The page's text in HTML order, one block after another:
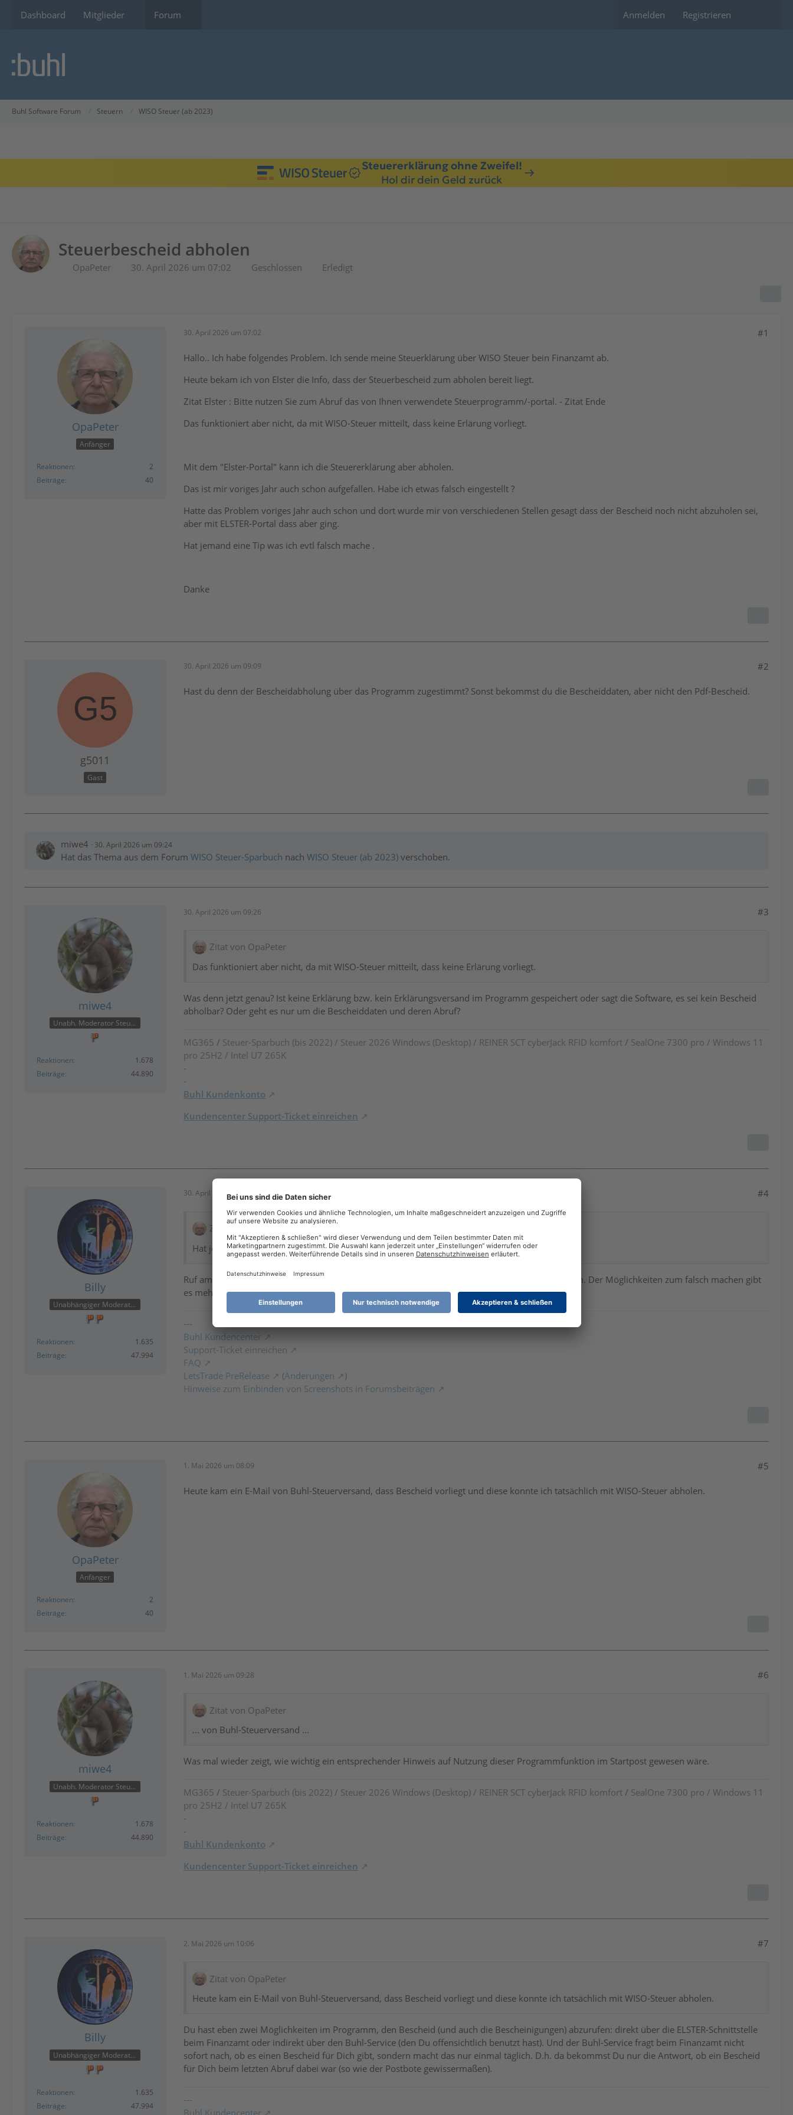
Dashboard Mitglieder Forum Anmelden Registrieren
Buhl Software Forum Steuern WISO Steuer (ab 2023)
Steuererklärung ohne Zweifel!
Hol dir dein Geld zurück
Steuerbescheid abholen
OpaPeter 30. April 2026 um 07:02 Geschlossen Erledigt
OpaPeter
Anfänger
Reaktionen
2
Beiträge
40
30. April 2026 um 07:02 #1
Hallo.. Ich habe folgendes Problem. Ich sende meine Steuerklärung über WISO Steuer bein Finanzamt ab.
Heute bekam ich von Elster die Info, dass der Steuerbescheid zum abholen bereit liegt.
Zitat Elster : Bitte nutzen Sie zum Abruf das von Ihnen verwendete Steuerprogramm/-portal. - Zitat Ende
Das funktioniert aber nicht, da mit WISO-Steuer mitteilt, dass keine Erlärung vorliegt.
Mit dem "Elster-Portal" kann ich die Steuererklärung aber abholen.
Das ist mir voriges Jahr auch schon aufgefallen. Habe ich etwas falsch eingestellt ?
Hatte das Problem voriges Jahr auch schon und dort wurde mir von verschiedenen Stellen gesagt dass der Bescheid noch nicht abzuholen sei,
aber mit ELSTER-Portal dass aber ging.
Hat jemand eine Tip was ich evtl falsch mache .
Danke
g5011
Gast
30. April 2026 um 09:09 #2
Hast du denn der Bescheidabholung über das Programm zugestimmt? Sonst bekommst du die Bescheiddaten, aber nicht den Pdf-Bescheid.
miwe4 30. April 2026 um 09:24
Hat das Thema aus dem Forum WISO Steuer-Sparbuch nach WISO Steuer (ab 2023) verschoben.
miwe4
Unabh. Moderator Steuer
Reaktionen
1.678
Beiträge
44.890
30. April 2026 um 09:26 #3
Zitat von OpaPeter
Das funktioniert aber nicht, da mit WISO-Steuer mitteilt, dass keine Erlärung vorliegt.
Was denn jetzt genau? Ist keine Erklärung bzw. kein Erklärungsversand im Programm gespeichert oder sagt die Software, es sei kein Bescheid
abholbar? Oder geht es nur um die Bescheiddaten und deren Abruf?
MG365 / Steuer-Sparbuch (bis 2022) / Steuer 2026 Windows (Desktop) / REINER SCT cyberJack RFID komfort / SealOne 7300 pro / Windows 11
pro 25H2 / Intel U7 265K
-
-
Buhl Kundenkonto
Kundencenter Support-Ticket einreichen
Billy
Unabhängiger Moderator
Reaktionen
1.635
Beiträge
47.994
30. April 2026 um 17:20 #4
Zitat von OpaPeter
Hat jemand eine Tip was ich evtl falsch mache .
Ruf am besten den Support an und kläre das mit denen direkt. So kann man nur im Trüben fischen. Der Möglichkeiten zum falsch machen gibt
es mehrere.
---
Buhl Kundencenter
Support-Ticket einreichen
FAQ
LetsTrade PreRelease
(Änderungen
)
Hinweise zum Einbinden von Screenshots in Forumsbeiträgen
OpaPeter
Anfänger
Reaktionen
2
Beiträge
40
1. Mai 2026 um 08:09 #5
Heute kam ein E-Mail von Buhl-Steuerversand, dass Bescheid vorliegt und diese konnte ich tatsächlich mit WISO-Steuer abholen.
miwe4
Unabh. Moderator Steuer
Reaktionen
1.678
Beiträge
44.890
1. Mai 2026 um 09:28 #6
Zitat von OpaPeter
... von Buhl-Steuerversand ...
Was mal wieder zeigt, wie wichtig ein entsprechender Hinweis auf Nutzung dieser Programmfunktion im Startpost gewesen wäre.
MG365 / Steuer-Sparbuch (bis 2022) / Steuer 2026 Windows (Desktop) / REINER SCT cyberJack RFID komfort / SealOne 7300 pro / Windows 11
pro 25H2 / Intel U7 265K
-
-
Buhl Kundenkonto
Kundencenter Support-Ticket einreichen
Billy
Unabhängiger Moderator
Reaktionen
1.635
Beiträge
47.994
2. Mai 2026 um 10:06 #7
Zitat von OpaPeter
Heute kam ein E-Mail von Buhl-Steuerversand, dass Bescheid vorliegt und diese konnte ich tatsächlich mit WISO-Steuer abholen.
Du hast eben zwei Möglichkeiten im Programm, den Bescheid (und auch die Bescheinigungen) abzurufen: direkt über die ELSTER-Schnittstelle
beim Finanzamt oder indirekt über den Buhl-Service (den Du offensichtlich benutzt hast). Und der Buhl-Service fragt beim Finanzamt nicht
sofort nach, ob es einen Bescheid für Dich gibt, sondern macht das nur einmal täglich. D.h. da bekommst Du nur die Antwort, ob ein Bescheid
für Dich beim letzten Abruf dabei war (so wie der Postbote gewissermaßen).
---